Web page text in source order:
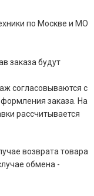
по Москве и МО
заказа будут
согласовываются с
заказа. На
рассчитывается
возврата товара
обмена -